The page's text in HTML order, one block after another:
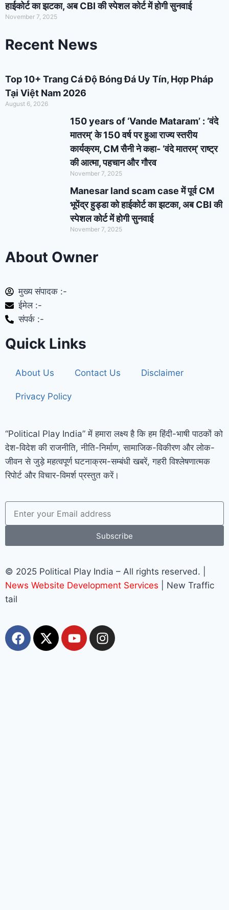
हाईकोर्ट का झटका, अब CBI की स्पेशल कोर्ट में होगी सुनवाई
November 7, 2025
Recent News
Top 10+ Trang Cá Độ Bóng Đá Uy Tín, Hợp Pháp
Tại Việt Nam 2026
August 6, 2026
150 years of ‘Vande Mataram’ : ‘वंदे
मातरम्’ के 150 वर्ष पर हुआ राज्य स्तरीय
कार्यक्रम, CM सैनी ने कहा- ‘वंदे मातरम्’ राष्ट्र
की आत्मा, पहचान और गौरव
November 7, 2025
Manesar land scam case में पूर्व CM
भूपेंद्र हुड्डा को हाईकोर्ट का झटका, अब CBI की
स्पेशल कोर्ट में होगी सुनवाई
November 7, 2025
About Owner
मुख्य संपादक :-
ईमेल :-
संपर्क :-
Quick Links
About Us Contact Us Disclaimer
Privacy Policy
“Political Play India” में हमारा लक्ष्य है कि हम हिंदी-भाषी पाठकों को
देश-विदेश की राजनीति, नीति-निर्माण, सामाजिक-विकीरण और लोक-
जीवन से जुड़े महत्वपूर्ण घटनाक्रम-सम्बंधी खबरें, गहरी विश्लेषणात्मक
रिपोर्ट और विचार-विमर्श प्रस्तुत करें।
Subscribe
© 2025 Political Play India – All rights reserved. |
News Website Development Services | New Traffic
tail